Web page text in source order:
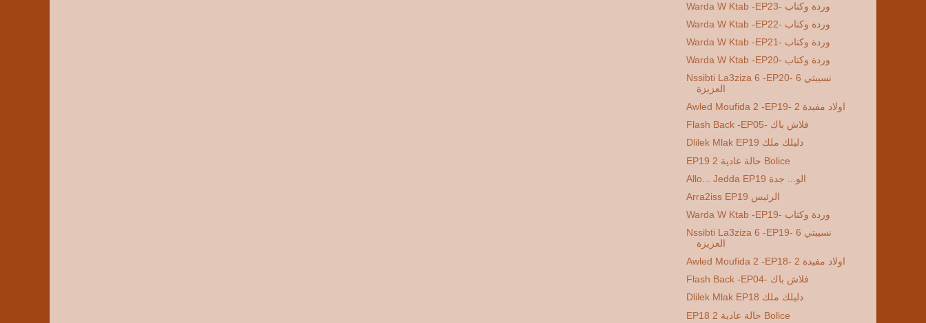
Warda W Ktab -EP23- وردة وكتاب
Warda W Ktab -EP22- وردة وكتاب
Warda W Ktab -EP21- وردة وكتاب
Warda W Ktab -EP20- وردة وكتاب
Nssibti La3ziza 6 -EP20- 6 نسيبتي
العزيزة
Awled Moufida 2 -EP19- 2 اولاد مفيدة
Flash Back -EP05- فلاش باك
Dlilek Mlak EP19 دليلك ملك
EP19 2 حالة عادية Bolice
Allo... Jedda EP19 الو... جدة
Arra2iss EP19 الرئيس
Warda W Ktab -EP19- وردة وكتاب
Nssibti La3ziza 6 -EP19- 6 نسيبتي
العزيزة
Awled Moufida 2 -EP18- 2 اولاد مفيدة
Flash Back -EP04- فلاش باك
Dlilek Mlak EP18 دليلك ملك
EP18 2 حالة عادية Bolice